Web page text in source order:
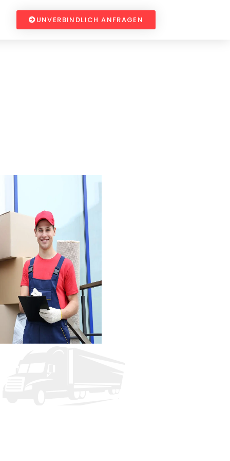
UNVERBINDLICH ANFRAGEN